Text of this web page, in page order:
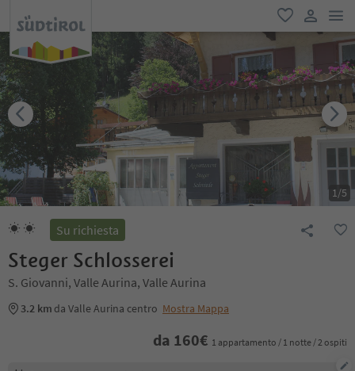
favoriti
user link
1/5
Su richiesta
Steger Schlosserei
S. Giovanni, Valle Aurina, Valle Aurina
3.2 km da Valle Aurina centro Mostra Mappa
da 160€ 1 appartamento / 1 notte / 2 ospiti